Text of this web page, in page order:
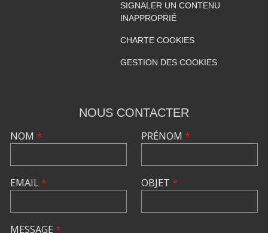
SIGNALER UN CONTENU
INAPPROPRIÉ
CHARTE COOKIES
GESTION DES COOKIES
NOUS CONTACTER
NOM *
EMAIL*
PRÉNOM *
OBJET *
MESSAGE *